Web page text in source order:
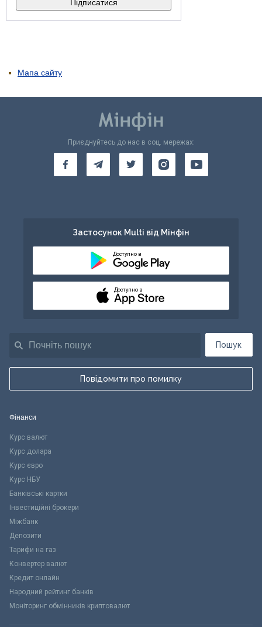
Мапа сайту
Пошук
Повідомити про помилку
Приєднуйтесь до нас в соц. мережах:
Застосунок Multi від Мінфін
Доступно в
Доступно в
Фінанси
Курс валют
Курс долара
Курс євро
Курс НБУ
Банківські картки
Інвестиційні брокери
Міжбанк
Депозити
Тарифи на газ
Конвертер валют
Кредит онлайн
Народний рейтинг банків
Моніторинг обмінників криптовалют